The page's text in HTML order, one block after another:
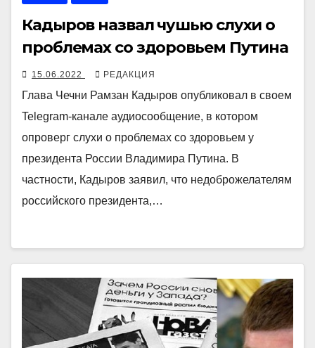
Кадыров назвал чушью слухи о
проблемах со здоровьем Путина
15.06.2022 РЕДАКЦИЯ
Глава Чечни Рамзан Кадыров опубликовал в своем
Telegram-канале аудиосообщение, в котором
опроверг слухи о проблемах со здоровьем у
президента России Владимира Путина. В
частности, Кадыров заявил, что недоброжелателям
российского президента,…